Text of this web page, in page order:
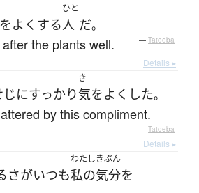
をよくする
ひと
人 だ。
the plants well. — Tatoeba
Details ▸
じにすっかり
き
気をよくした。
by this compliment.
— Tatoeba
Details ▸
さがいつも
わたし
私の
きぶん
気分を